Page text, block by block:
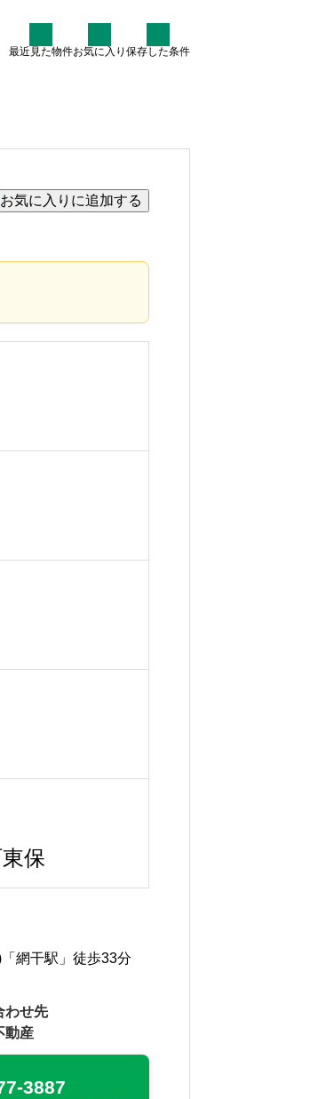
最近見た物件お気に入り 保存した条件
術
保
網干駅」徒歩33分
わせ先
動産
3887